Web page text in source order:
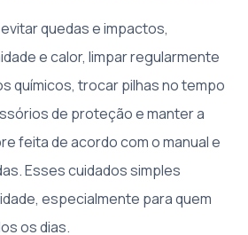
quedas e impactos,
e calor, limpar regularmente
químicos, trocar pilhas no tempo
de proteção e manter a
feita de acordo com o manual e
Esses cuidados simples
especialmente para quem
os dias.